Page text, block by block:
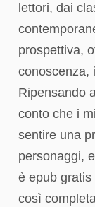
lettori, dai
prospettiva,
conoscenza,
Ripensando
conto che i
sentire una
personaggi,
è epub
così